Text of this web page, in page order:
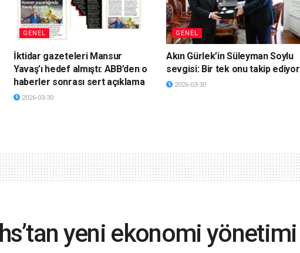
GENEL
İktidar gazeteleri Mansur
Yavaş’ı hedef almıştı: ABB’den o
haberler sonrası sert açıklama
2026-03-30
GENEL
Akın Gürlek’in Süleyman Soylu
sevgisi: Bir tek onu takip ediyor
2026-03-30
yeni ekonomi yönetimi